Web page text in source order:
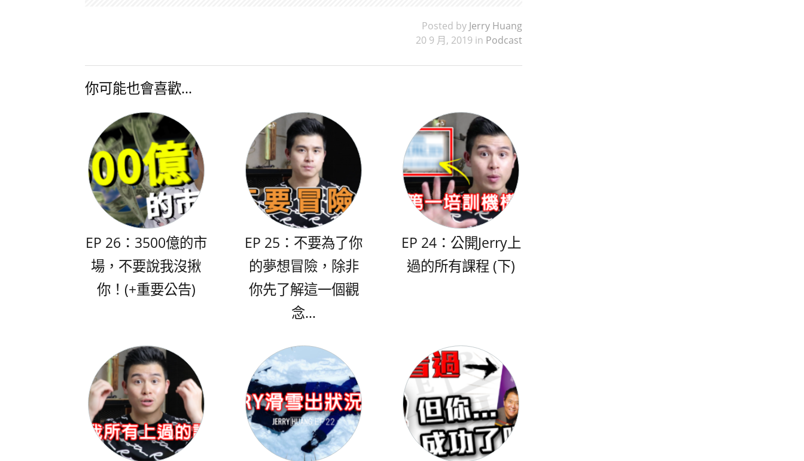
Posted by Jerry Huang
20 9 月, 2019 in Podcast
你可能也會喜歡...
EP 26：3500億的市
場，不要說我沒揪
你！(+重要公告)
EP 25：不要為了你
的夢想冒險，除非
你先了解這一個觀
念…
EP 24：公開Jerry上
過的所有課程 (下)